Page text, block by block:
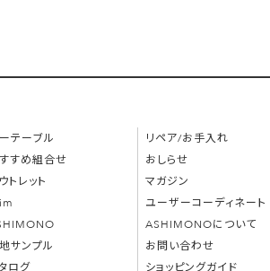
テーブル
すめ組合せ
トレット
サンプル
ログ
リペア/お手入れ
おしらせ
マガジン
ユーザーコーディネート
ASHIMONOについて
お問い合わせ
ショッピングガイド